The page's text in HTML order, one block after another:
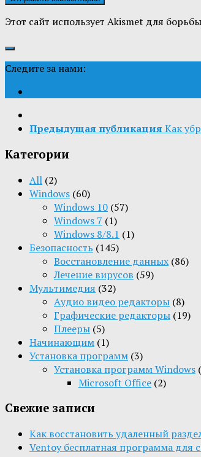
Этот сайт использует Akismet для
Следите за нами:
Предыдущая публикация Как
Категории
All (2)
Windows (60)
Windows 10 (57)
Windows 7 (1)
Windows 8/8.1 (1)
Безопасность (145)
Восстановление данных (86)
Лечение вирусов (59)
Мультимедия (32)
Aудио видео редакторы (8)
Графические редакторы (19)
Плееры (5)
Начинающим (1)
Установка программ (3)
Установка программ Windows
Microsoft Office (2)
Свежие записи
Как восстановить удаленный
Ventoy бесплатная программа для